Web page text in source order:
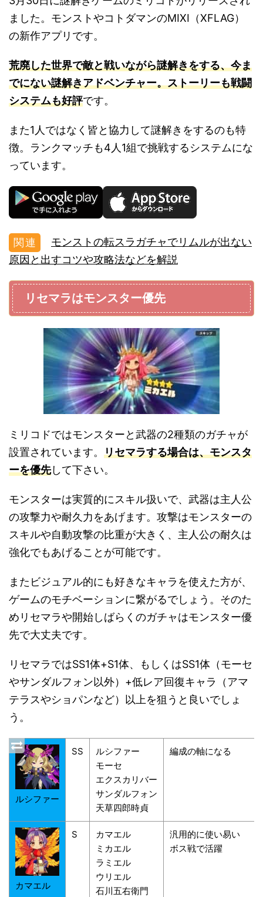
ました。モンストやコトダマンのMIXI（XFLAG）
の新作アプリです。
荒廃した世界で敵と戦いながら謎解きをする、今ま
でにない謎解きアドベンチャー。ストーリーも戦闘
システムも好評です。
また1人ではなく皆と協力して謎解きをするのも特
徴。ランクマッチも4人1組で挑戦するシステムにな
っています。
モンストの転スラガチャでリムルが出ない
原因と出すコツや攻略法などを解説
リセマラはモンスター優先
ミリコドではモンスターと武器の2種類のガチャが
設置されています。 リセマラする場合は、モンスタ
ーを優先して下さい。
モンスターは実質的にスキル扱いで、武器は主人公
の攻撃力や耐久力をあげます。攻撃はモンスターの
スキルや自動攻撃の比重が大きく、主人公の耐久は
強化でもあげることが可能です。
またビジュアル的にも好きなキャラを使えた方が、
ゲームのモチベーションに繋がるでしょう。そのた
めリセマラや開始しばらくのガチャはモンスター優
先で大丈夫です。
リセマラではSS1体+S1体、もしくはSS1体（モーセ
やサンダルフォン以外）+低レア回復キャラ（アマ
テラスやショパンなど）以上を狙うと良いでしょ
う。
ルシファー
SS
ルシファー
モーセ
エクスカリバー
サンダルフォン
天草四郎時貞
編成の軸になる
カマエル
S
カマエル
ミカエル
ラミエル
ウリエル
石川五右衛門
汎用的に使い易い
ボス戦で活躍